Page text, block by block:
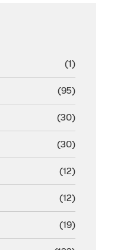
(1)
(95)
(30)
(30)
(12)
(12)
(19)